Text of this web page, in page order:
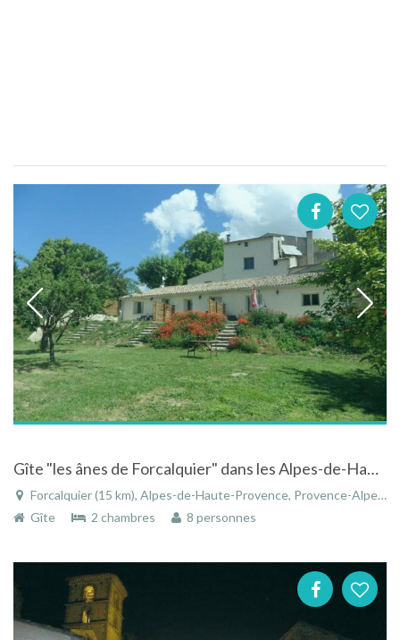
Gîte "les ânes de Forcalquier" dans les Alpes-de-Haute-Provence en pleine campagne avec piscine
Forcalquier (15 km), Alpes-de-Haute-Provence, Provence-Alpes-Côte d'Azur, France
Gîte
2 chambres 8 personnes